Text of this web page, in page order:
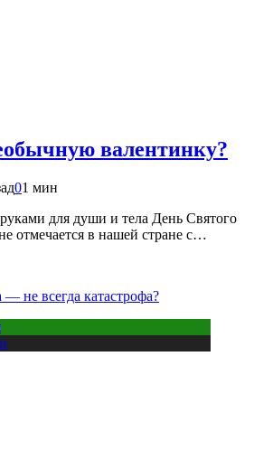
валентинку?
01 мин
для души и тела День Святого
отмечается в нашей стране с…